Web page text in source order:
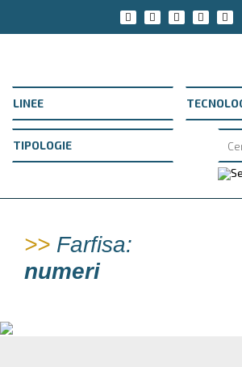
>> Farfisa:
numeri